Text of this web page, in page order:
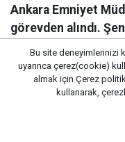
Ankara Emniyet
görevden alındı.
uygulanarak daha
Bu site deneyimlerinizi
uyarınca çerez(cookie)
almak için Çerez
kullanarak,